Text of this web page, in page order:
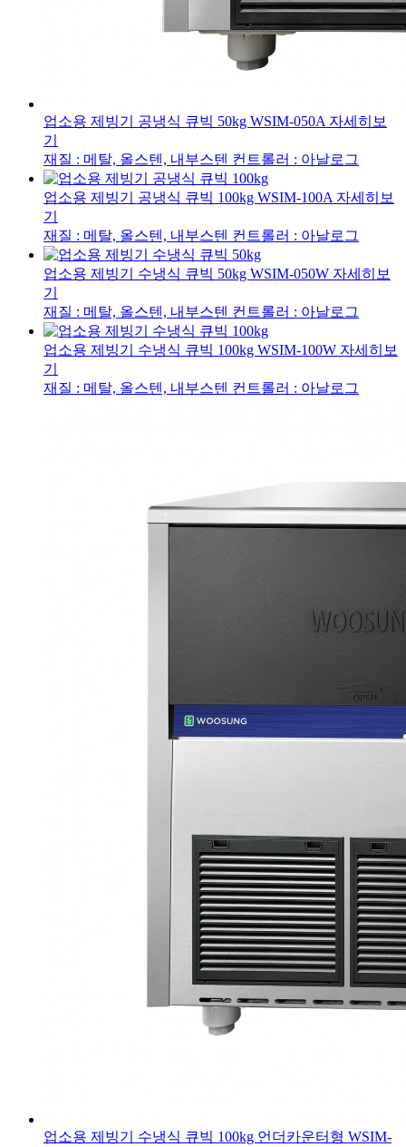
업소용 제빙기 공냉식 큐빅 50kg WSIM-050A 자세히보
기
재질 : 메탈, 올스텐, 내부스텐 컨트롤러 : 아날로그
업소용 제빙기 공냉식 큐빅 100kg WSIM-100A 자세히보
기
재질 : 메탈, 올스텐, 내부스텐 컨트롤러 : 아날로그
업소용 제빙기 수냉식 큐빅 50kg WSIM-050W 자세히보
기
재질 : 메탈, 올스텐, 내부스텐 컨트롤러 : 아날로그
업소용 제빙기 수냉식 큐빅 100kg WSIM-100W 자세히보
기
재질 : 메탈, 올스텐, 내부스텐 컨트롤러 : 아날로그
업소용 제빙기 수냉식 큐빅 100kg 언더카운터형 WSIM-